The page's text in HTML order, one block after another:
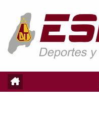
contenido